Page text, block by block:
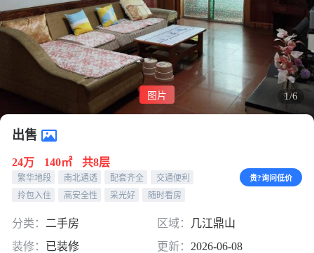
1/6
图片
出售
24万 140㎡ 共8层
繁华地段 南北通透 配套齐全
交通便利
拎包入住
高安全性 采光好 随时看房
贵?询问低价
分类： 二手房 区域：
几江鼎山
装修：
已装修 更新： 2026-06-08